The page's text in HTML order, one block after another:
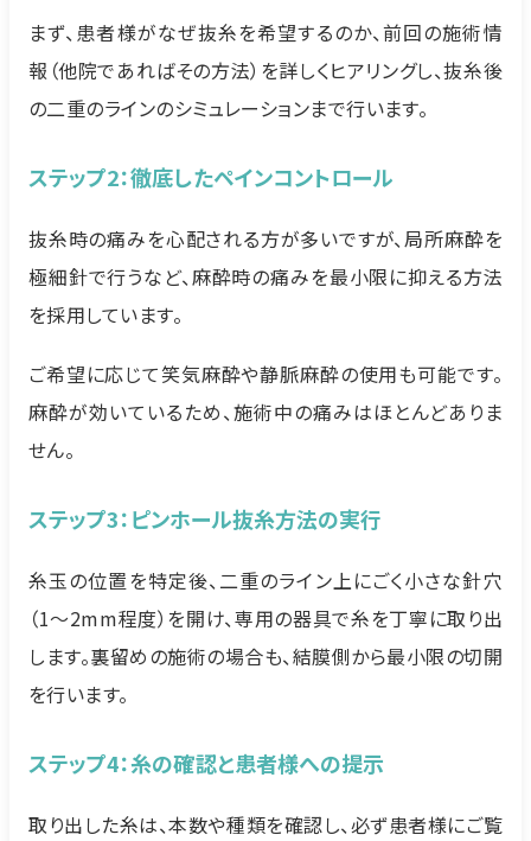
まず、患者様がなぜ抜糸を希望するのか、前回の施術情
報（他院であればその方法）を詳しくヒアリングし、抜糸後
の二重のラインのシミュレーションまで行います。
ステップ2：徹底したペインコントロール
抜糸時の痛みを心配される方が多いですが、局所麻酔を
極細針で行うなど、麻酔時の痛みを最小限に抑える方法
を採用しています。
ご希望に応じて笑気麻酔や静脈麻酔の使用も可能です。
麻酔が効いているため、施術中の痛みはほとんどありま
せん。
ステップ3：ピンホール抜糸方法の実行
糸玉の位置を特定後、二重のライン上にごく小さな針穴
（1〜2mm程度）を開け、専用の器具で糸を丁寧に取り出
します。裏留めの施術の場合も、結膜側から最小限の切開
を行います。
ステップ4：糸の確認と患者様への提示
取り出した糸は、本数や種類を確認し、必ず患者様にご覧